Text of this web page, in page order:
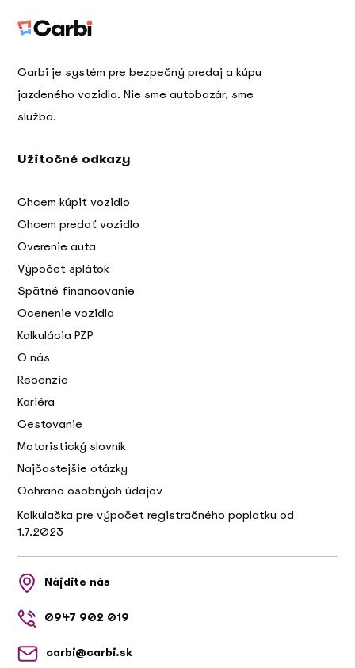
Carbi je systém pre bezpečný predaj a kúpu
jazdeného vozidla. Nie sme autobazár, sme
služba.
Užitočné odkazy
Chcem kúpiť vozidlo
Chcem predať vozidlo
Overenie auta
Výpočet splátok
Spätné financovanie
Ocenenie vozidla
Kalkulácia PZP
O nás
Recenzie
Kariéra
Cestovanie
Motoristický slovník
Najčastejšie otázky
Ochrana osobných údajov
Kalkulačka pre výpočet registračného poplatku od
1.7.2023
Nájdite nás
0947 902 019
carbi@carbi.sk